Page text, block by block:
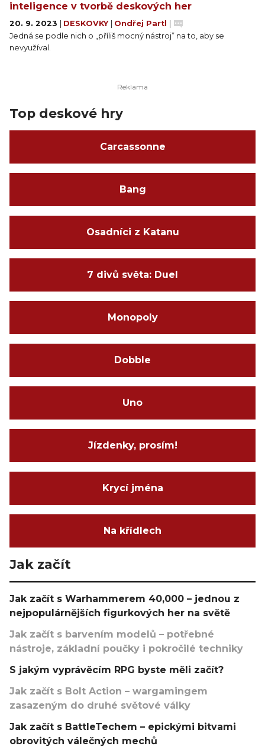
inteligence v tvorbě deskových her
20. 9. 2023 DESKOVKY Ondřej Partl
Jedná se podle nich o „příliš mocný nástroj” na to, aby se
nevyužíval.
Top deskové hry
Carcassonne
Bang
Osadníci z Katanu
7 divů světa: Duel
Monopoly
Dobble
Uno
Jízdenky, prosím!
Krycí jména
Na křídlech
Jak začít
Jak začít s Warhammerem 40,000 – jednou z
nejpopulárnějších figurkových her na světě
Jak začít s barvením modelů – potřebné
nástroje, základní poučky i pokročilé techniky
S jakým vyprávěcím RPG byste měli začít?
Jak začít s Bolt Action – wargamingem
zasazeným do druhé světové války
Jak začít s BattleTechem – epickými bitvami
obrovitých válečných mechů